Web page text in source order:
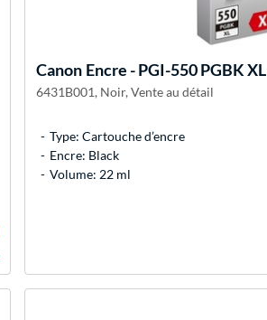
Canon Encre - PGI-550 PGBK XL
6431B001, Noir, Vente au détail
Type: Cartouche d’encre
Encre: Black
Volume: 22 ml